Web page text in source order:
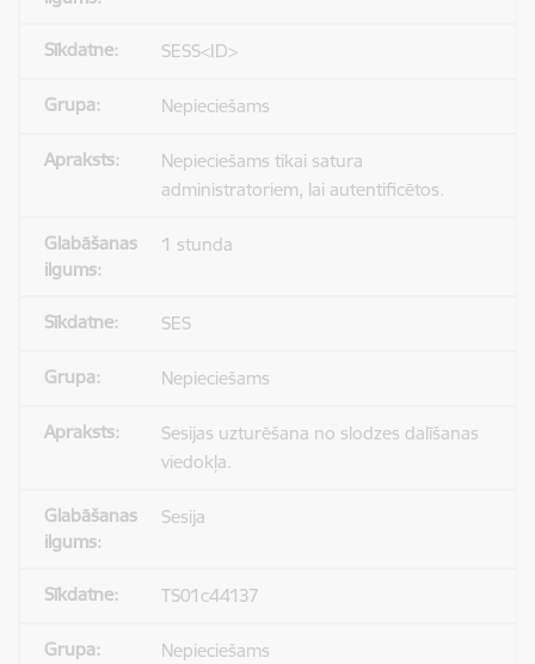
SESS<ID>
Nepieciešams
Nepieciešams tikai satura
administratoriem, lai autentificētos.
1 stunda
SES
Nepieciešams
Sesijas uzturēšana no slodzes dalīšanas
viedokļa.
Sesija
TS01c44137
Nepieciešams